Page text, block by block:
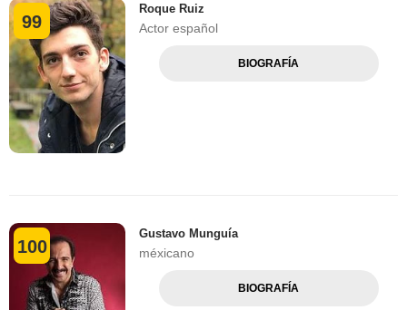
99
Roque Ruiz
Actor español
BIOGRAFÍA
100
Gustavo Munguía
méxicano
BIOGRAFÍA